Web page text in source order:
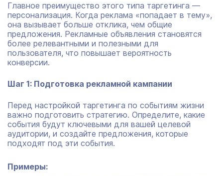
Главное преимущество этого типа таргетинга —
персонализация. Когда реклама «попадает в тему»,
она вызывает больше отклика, чем общие
предложения. Рекламные объявления становятся
более релевантными и полезными для
пользователя, что повышает вероятность
конверсии.
Шаг 1: Подготовка рекламной кампании
Перед настройкой таргетинга по событиям жизни
важно подготовить стратегию. Определите, какие
события будут ключевыми для вашей целевой
аудитории, и создайте предложения, которые
подходят под эти события.
Примеры: